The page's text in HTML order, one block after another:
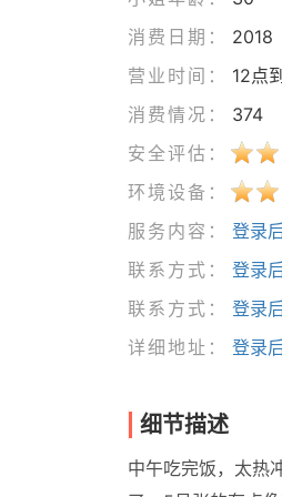
消费日期：
2018
营业时间：
12点
消费情况：
374
安全评估：
环境设备：
服务内容：
登录
联系方式：
登录
联系方式：
登录
详细地址：
登录
细节描述
中午吃完饭，太热